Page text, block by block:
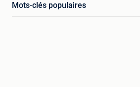
Mots-clés populaires